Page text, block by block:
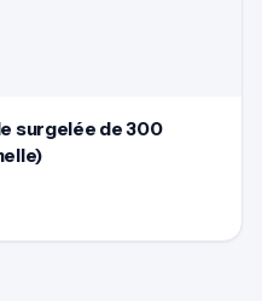
surgelée de 300